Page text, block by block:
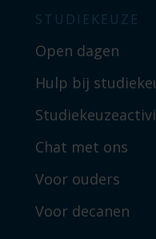
STUDIEKEUZE
Open dagen
Hulp bij
Chat met ons
Voor ouders
Voor decanen